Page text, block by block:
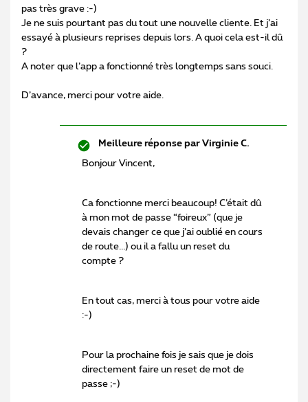
pas très grave :-)
Je ne suis pourtant pas du tout une nouvelle cliente. Et j’ai
essayé à plusieurs reprises depuis lors. A quoi cela est-il dû
?
A noter que l’app a fonctionné très longtemps sans souci.
D’avance, merci pour votre aide.
Meilleure réponse par Virginie C.
Bonjour Vincent,
Ca fonctionne merci beaucoup! C’était dû
à mon mot de passe “foireux” (que je
devais changer ce que j’ai oublié en cours
de route...) ou il a fallu un reset du
compte ?
En tout cas, merci à tous pour votre aide
:-)
Pour la prochaine fois je sais que je dois
directement faire un reset de mot de
passe ;-)